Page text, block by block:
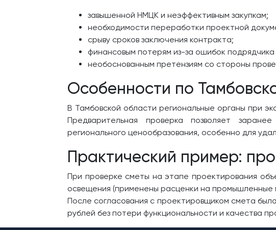
завышенной НМЦК и неэффективным закупкам;
необходимости переработки проектной
срыву сроков заключения контракта;
финансовым потерям из-за ошибок
необоснованным претензиям со стороны
Особенности по
В Тамбовской области региональные органы при
Предварительная проверка позволяет
регионального ценообразования, особенно для
Практический пример:
При проверке сметы на этапе проектирования
освещения (применены расценки на промышленные
После согласования с проектировщиком смета
рублей без потери функциональности и качества